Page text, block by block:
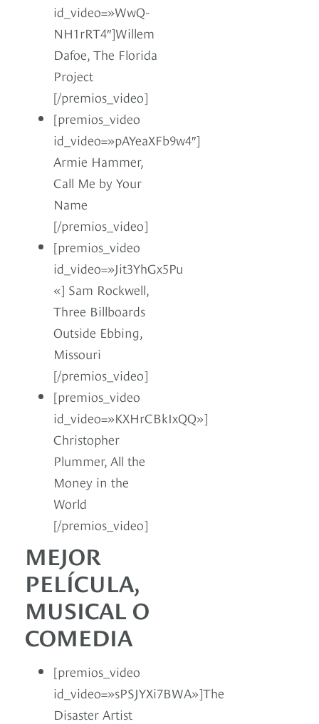
id_video=»WwQ-
NH1rRT4″]Willem
Dafoe, The Florida
Project
[/premios_video]
[premios_video
id_video=»pAYeaXFb9w4″]
Armie Hammer,
Call Me by Your
Name
[/premios_video]
[premios_video
id_video=»Jit3YhGx5Pu
«] Sam Rockwell,
Three Billboards
Outside Ebbing,
Missouri
[/premios_video]
[premios_video
id_video=»KXHrCBkIxQQ»]
Christopher
Plummer, All the
Money in the
World
[/premios_video]
MEJOR
PELÍCULA,
MUSICAL O
COMEDIA
[premios_video
id_video=»sPSJYXi7BWA»]The
Disaster Artist